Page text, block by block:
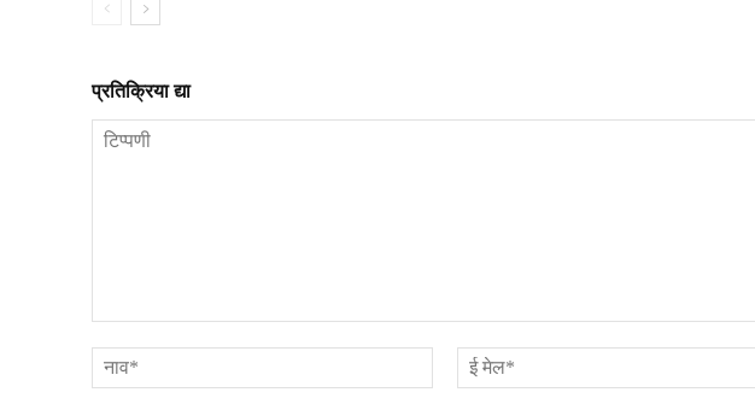
प्रतिक्रिया द्या
नाव*